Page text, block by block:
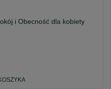
i Obecność dla kobiety